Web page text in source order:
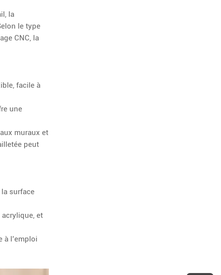
la
le type
CNC, la
facile à
une
muraux et
peut
surface
et
à l’emploi